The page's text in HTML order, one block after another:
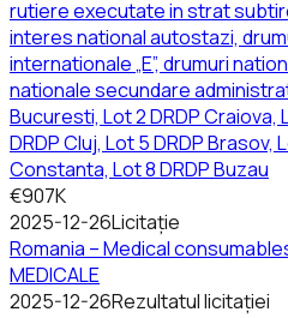
rutiere executate in strat
interes national autostazi,
internationale „E”, drumuri
nationale secundare
Bucuresti, Lot 2 DRDP Craiova,
DRDP Cluj, Lot 5 DRDP Brasov,
Constanta, Lot 8 DRDP Buzau
€907K
2025-12-26Licitație
Romania – Medical
MEDICALE
2025-12-26Rezultatul licitației